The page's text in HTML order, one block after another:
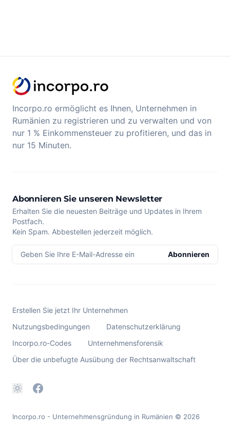
Incorpo.ro ermöglicht es Ihnen, Unternehmen in
Rumänien zu registrieren und zu verwalten und von
nur 1 % Einkommensteuer zu profitieren, und das in
nur 15 Minuten.
Abonnieren Sie unseren Newsletter
Erhalten Sie die neuesten Beiträge und Updates in Ihrem
Postfach.
Kein Spam. Abbestellen jederzeit möglich.
Geben Sie Ihre E-Mail-Adresse ein Abonnieren
Erstellen Sie jetzt Ihr Unternehmen
Nutzungsbedingungen
Datenschutzerklärung
Incorpo.ro-Codes
Unternehmensforensik
Über die unbefugte Ausübung der Rechtsanwaltschaft
Incorpo.ro - Unternehmensgründung in Rumänien © 2026